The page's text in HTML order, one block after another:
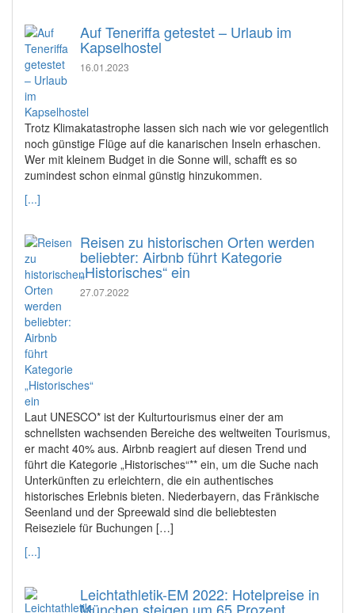
Auf Teneriffa getestet – Urlaub im
Kapselhostel
16.01.2023
Trotz Klimakatastrophe lassen sich nach wie vor gelegentlich
noch günstige Flüge auf die kanarischen Inseln erhaschen.
Wer mit kleinem Budget in die Sonne will, schafft es so
zumindest schon einmal günstig hinzukommen.
[...]
Reisen zu historischen Orten werden
beliebter: Airbnb führt Kategorie
„Historisches“ ein
27.07.2022
Laut UNESCO* ist der Kulturtourismus einer der am
schnellsten wachsenden Bereiche des weltweiten Tourismus,
er macht 40% aus. Airbnb reagiert auf diesen Trend und
führt die Kategorie „Historisches“** ein, um die Suche nach
Unterkünften zu erleichtern, die ein authentisches
historisches Erlebnis bieten. Niederbayern, das Fränkische
Seenland und der Spreewald sind die beliebtesten
Reiseziele für Buchungen […]
[...]
Leichtathletik-EM 2022: Hotelpreise in